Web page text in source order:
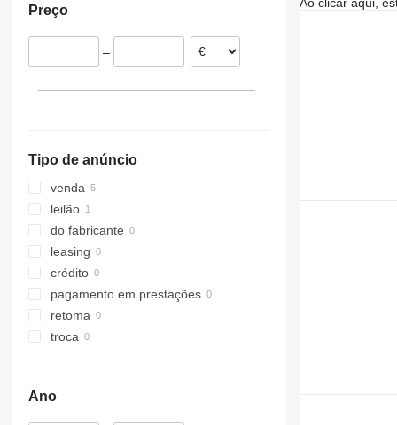
Preço
–
Tipo de anúncio
venda
leilão
do fabricante
leasing
crédito
pagamento em prestações
retoma
troca
Ano